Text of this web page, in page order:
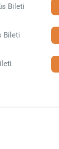
Bileti
Bileti